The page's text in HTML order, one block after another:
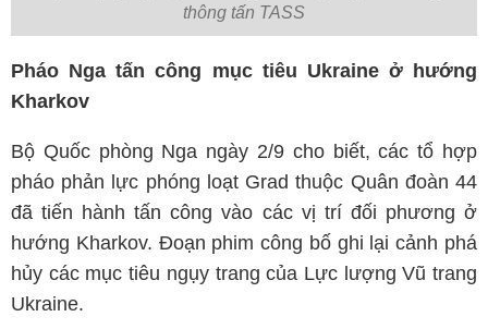
thông tấn TASS
Pháo Nga tấn công mục tiêu Ukraine ở hướng
Kharkov
Bộ Quốc phòng Nga ngày 2/9 cho biết, các tổ hợp
pháo phản lực phóng loạt Grad thuộc Quân đoàn 44
đã tiến hành tấn công vào các vị trí đối phương ở
hướng Kharkov. Đoạn phim công bố ghi lại cảnh phá
hủy các mục tiêu ngụy trang của Lực lượng Vũ trang
Ukraine.